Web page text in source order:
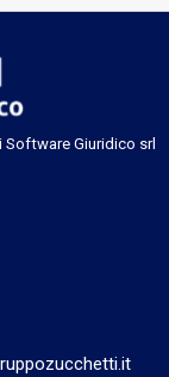
Giuridico srl